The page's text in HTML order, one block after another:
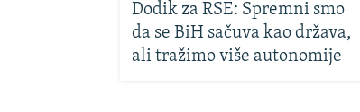
Dodik za RSE: Spremni smo
da se BiH sačuva kao država,
ali tražimo više autonomije